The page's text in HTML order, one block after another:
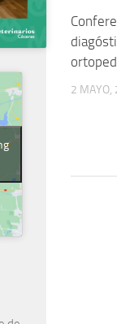
2 MAYO,